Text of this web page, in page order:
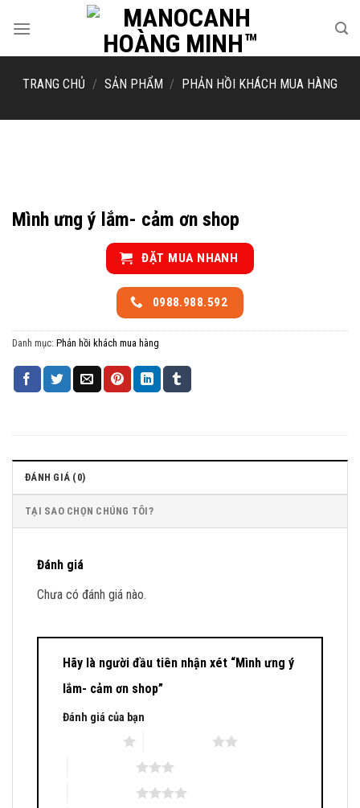
TRANG CHỦ / SẢN PHẨM / PHẢN HỒI KHÁCH MUA HÀNG
Mình ưng ý lắm- cảm ơn shop
ĐẶT MUA NHANH
0988.988.592
Danh mục: Phản hồi khách mua hàng
ĐÁNH GIÁ (0)
TẠI SAO CHỌN CHÚNG TÔI?
Đánh giá
Chưa có đánh giá nào.
Hãy là người đầu tiên nhận xét “Mình ưng ý
lắm- cảm ơn shop”
Đánh giá của bạn